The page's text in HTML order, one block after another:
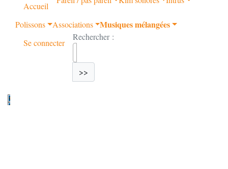
Accueil
Polissons Associations Musiques mélangées
Se connecter
Rechercher :
>>